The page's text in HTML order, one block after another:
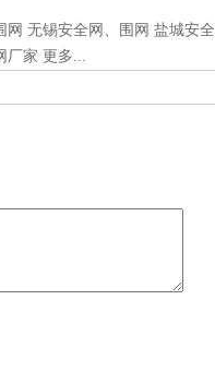
网 无锡安全网、围网 盐城安
厂家 更多...